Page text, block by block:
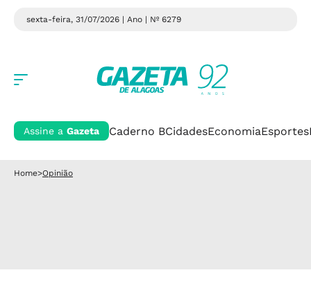
sexta-feira, 31/07/2026 | Ano | Nº 6279
Assine a Gazeta Caderno BCidadesEconomiaEsportes
Home>Opinião